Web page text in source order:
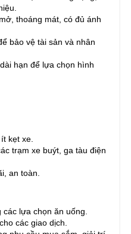
thoáng mát, có đủ ánh
bảo vệ tài sản và nhân
hạn để lựa chọn hình
kẹt xe.
trạm xe buýt, ga tàu điện
an toàn.
lựa chọn ăn uống.
các giao dịch.